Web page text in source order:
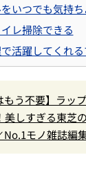
いつでも気持
レ掃除できる
活躍してくれ
もう不要】ラッ
しすぎる東芝
モノ雑誌編